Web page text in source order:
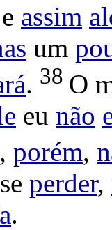
assim
um
. 38 O
eu não
porém,
perder,
.